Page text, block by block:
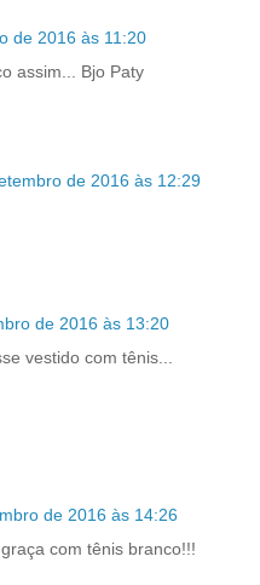
de 2016 às 11:20
assim... Bjo Paty
de 2016 às 12:29
de 2016 às 13:20
vestido com tênis...
de 2016 às 14:26
com tênis branco!!!